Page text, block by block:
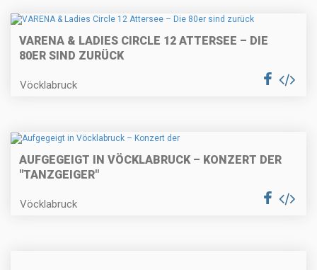
VARENA & LADIES CIRCLE 12 ATTERSEE – DIE
80ER SIND ZURÜCK
Vöcklabruck
AUFGEGEIGT IN VÖCKLABRUCK – KONZERT DER
"TANZGEIGER"
Vöcklabruck